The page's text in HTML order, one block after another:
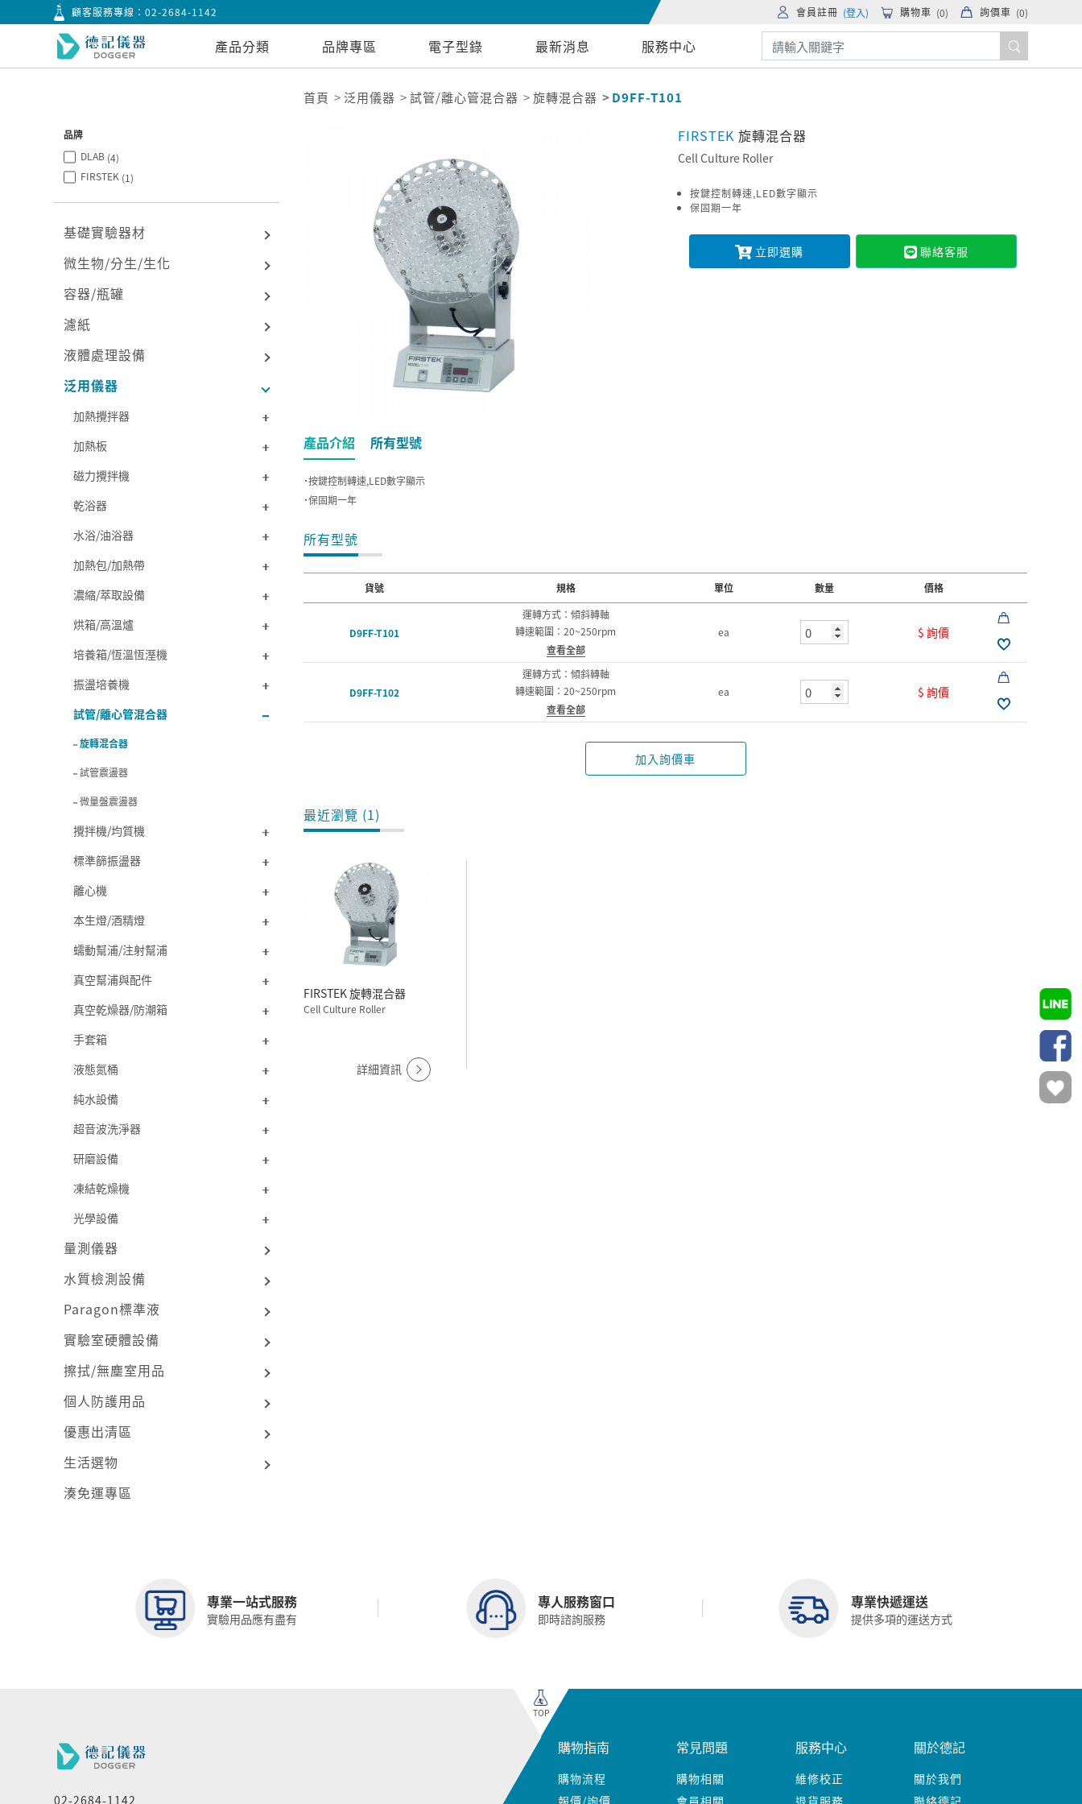
顧客服務專線：02-2684-1142 會員註冊 (登入) 購物車 (0) 詢價車 (0)
產品分類 品牌專區 電子型錄 最新消息 服務中心
首頁 泛用儀器 試管/離心管混合器 旋轉混合器 D9FF-T101
品牌
DLAB (4)
FIRSTEK (1)
基礎實驗器材
微生物/分生/生化
容器/瓶罐
濾紙
液體處理設備
泛用儀器
加熱攪拌器
加熱板
磁力攪拌機
乾浴器
水浴/油浴器
加熱包/加熱帶
濃縮/萃取設備
烘箱/高溫爐
培養箱/恆溫恆溼機
振盪培養機
試管/離心管混合器
旋轉混合器
試管震盪器
微量盤震盪器
攪拌機/均質機
標準篩振盪器
離心機
本生燈/酒精燈
蠕動幫浦/注射幫浦
真空幫浦與配件
真空乾燥器/防潮箱
手套箱
液態氮桶
純水設備
超音波洗淨器
研磨設備
凍結乾燥機
光學設備
量測儀器
水質檢測設備
Paragon標準液
實驗室硬體設備
擦拭/無塵室用品
個人防護用品
優惠出清區
生活選物
湊免運專區
FIRSTEK 旋轉混合器
Cell Culture Roller
按鍵控制轉速,LED數字顯示
保固期一年
立即選購 聯絡客服
產品介紹 所有型號
˙按鍵控制轉速,LED數字顯示
˙保固期一年
所有型號
貨號 規格 單位 數量 價格
D9FF-T101
運轉方式：傾斜轉軸
轉速範圍：20~250rpm
查看全部
ea $ 詢價
D9FF-T102
運轉方式：傾斜轉軸
轉速範圍：20~250rpm
查看全部
ea $ 詢價
加入詢價車
最近瀏覽 (1)
FIRSTEK 旋轉混合器
Cell Culture Roller
詳細資訊
專業一站式服務
實驗用品應有盡有
專人服務窗口
即時諮詢服務
專業快遞運送
提供多項的運送方式
TOP
02-2684-1142
購物指南
購物流程
報價/詢價
常見問題
購物相關
會員相關
服務中心
維修校正
退貨服務
關於德記
關於我們
聯絡德記